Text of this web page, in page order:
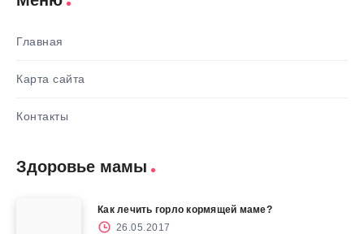
Главная
Карта сайта
Контакты
Здоровье мамы
Как лечить горло кормящей маме?
26.05.2017